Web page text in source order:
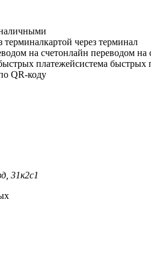
картой через терминал
онлайн переводом на
система быстрых
QR-коду
31к2с1